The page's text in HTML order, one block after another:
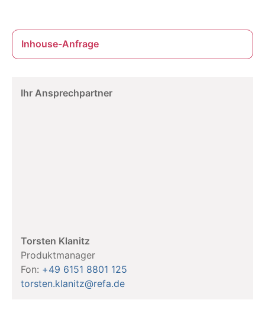
Inhouse-Anfrage
Ihr Ansprechpartner
Torsten Klanitz
Produktmanager
Fon: +49 6151 8801 125
torsten.klanitz@refa.de